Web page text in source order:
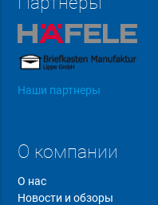
Наши партнеры
О компании
О нас
Новости и обзоры